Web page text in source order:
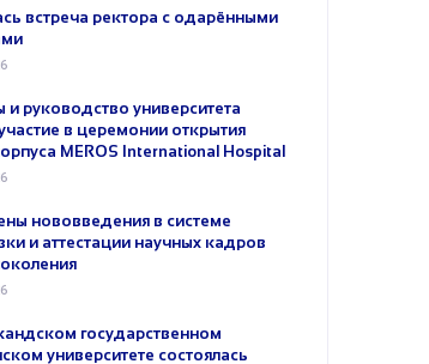
встреча ректора с одарёнными
и руководство университета
в церемонии открытия
MEROS International Hospital
нововведения в системе
и аттестации научных кадров
государственном
университете состоялась